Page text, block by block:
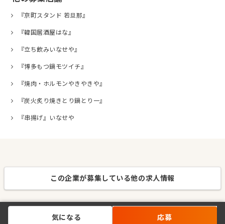
『京町スタンド 若旦那』
『韓国居酒屋はな』
『立ち飲みいなせや』
『博多もつ鍋モツイチ』
『焼肉・ホルモンやきやきや』
『炭火炙り焼きとり鍋とり一』
『串揚げ』いなせや
この企業が募集している他の求人情報
気になる 応募